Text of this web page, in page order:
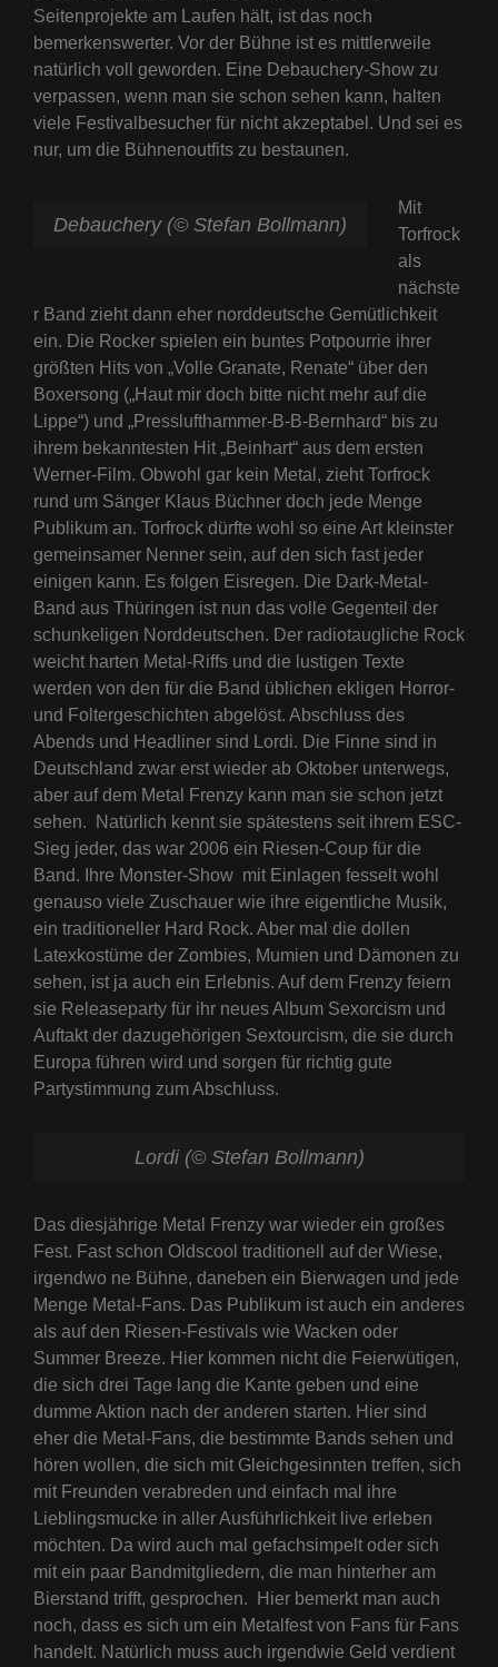
Seitenprojekte am Laufen hält, ist das noch
bemerkenswerter. Vor der Bühne ist es mittlerweile
natürlich voll geworden. Eine Debauchery-Show zu
verpassen, wenn man sie schon sehen kann, halten
viele Festivalbesucher für nicht akzeptabel. Und sei es
nur, um die Bühnenoutfits zu bestaunen.
Debauchery (© Stefan Bollmann)
Mit
Torfrock
als
nächste
r Band zieht dann eher norddeutsche Gemütlichkeit
ein. Die Rocker spielen ein buntes Potpourrie ihrer
größten Hits von „Volle Granate, Renate“ über den
Boxersong („Haut mir doch bitte nicht mehr auf die
Lippe“) und „Presslufthammer-B-B-Bernhard“ bis zu
ihrem bekanntesten Hit „Beinhart“ aus dem ersten
Werner-Film. Obwohl gar kein Metal, zieht Torfrock
rund um Sänger Klaus Büchner doch jede Menge
Publikum an. Torfrock dürfte wohl so eine Art kleinster
gemeinsamer Nenner sein, auf den sich fast jeder
einigen kann. Es folgen Eisregen. Die Dark-Metal-
Band aus Thüringen ist nun das volle Gegenteil der
schunkeligen Norddeutschen. Der radiotaugliche Rock
weicht harten Metal-Riffs und die lustigen Texte
werden von den für die Band üblichen ekligen Horror-
und Foltergeschichten abgelöst. Abschluss des
Abends und Headliner sind Lordi. Die Finne sind in
Deutschland zwar erst wieder ab Oktober unterwegs,
aber auf dem Metal Frenzy kann man sie schon jetzt
sehen. Natürlich kennt sie spätestens seit ihrem ESC-
Sieg jeder, das war 2006 ein Riesen-Coup für die
Band. Ihre Monster-Show mit Einlagen fesselt wohl
genauso viele Zuschauer wie ihre eigentliche Musik,
ein traditioneller Hard Rock. Aber mal die dollen
Latexkostüme der Zombies, Mumien und Dämonen zu
sehen, ist ja auch ein Erlebnis. Auf dem Frenzy feiern
sie Releaseparty für ihr neues Album Sexorcism und
Auftakt der dazugehörigen Sextourcism, die sie durch
Europa führen wird und sorgen für richtig gute
Partystimmung zum Abschluss.
Lordi (© Stefan Bollmann)
Das diesjährige Metal Frenzy war wieder ein großes
Fest. Fast schon Oldscool traditionell auf der Wiese,
irgendwo ne Bühne, daneben ein Bierwagen und jede
Menge Metal-Fans. Das Publikum ist auch ein anderes
als auf den Riesen-Festivals wie Wacken oder
Summer Breeze. Hier kommen nicht die Feierwütigen,
die sich drei Tage lang die Kante geben und eine
dumme Aktion nach der anderen starten. Hier sind
eher die Metal-Fans, die bestimmte Bands sehen und
hören wollen, die sich mit Gleichgesinnten treffen, sich
mit Freunden verabreden und einfach mal ihre
Lieblingsmucke in aller Ausführlichkeit live erleben
möchten. Da wird auch mal gefachsimpelt oder sich
mit ein paar Bandmitgliedern, die man hinterher am
Bierstand trifft, gesprochen. Hier bemerkt man auch
noch, dass es sich um ein Metalfest von Fans für Fans
handelt. Natürlich muss auch irgendwie Geld verdient